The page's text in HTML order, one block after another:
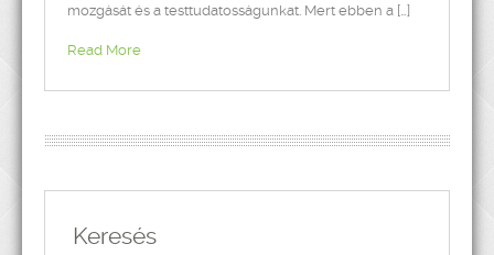
mozgását és a testtudatosságunkat. Mert ebben a […]
Read More
Keresés